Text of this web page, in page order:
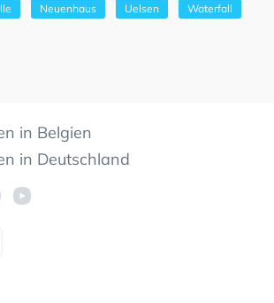
Neuenhaus Uelsen Waterfall
in Belgien
in Deutschland